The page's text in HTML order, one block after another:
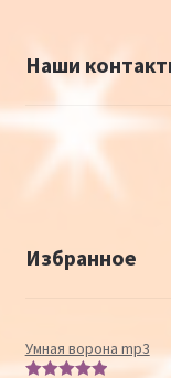
Наши
Избранное
Умная ворона mp3